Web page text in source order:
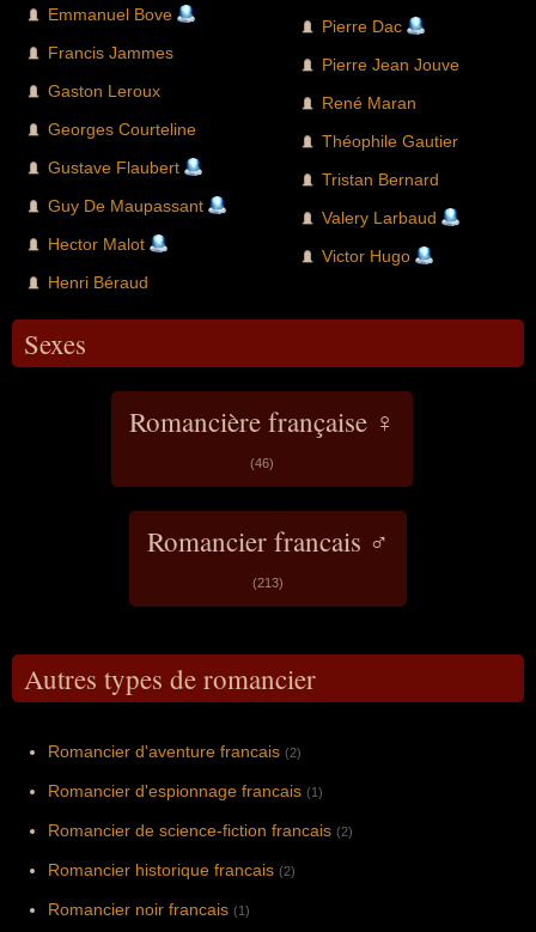
Emmanuel Bove
Francis Jammes
Gaston Leroux
Georges Courteline
Gustave Flaubert
Guy De Maupassant
Hector Malot
Henri Béraud
Pierre Dac
Pierre Jean Jouve
René Maran
Théophile Gautier
Tristan Bernard
Valery Larbaud
Victor Hugo
Sexes
Romancière française ♀
(46)
Romancier francais ♂
(213)
Autres types de romancier
Romancier d'aventure francais (2)
Romancier d'espionnage francais (1)
Romancier de science-fiction francais (2)
Romancier historique francais (2)
Romancier noir francais (1)